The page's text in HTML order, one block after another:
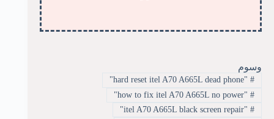
وسوم
#
"hard reset itel A70 A665L dead phone"
#
"how to fix itel A70 A665L no power"
#
"itel A70 A665L black screen repair"